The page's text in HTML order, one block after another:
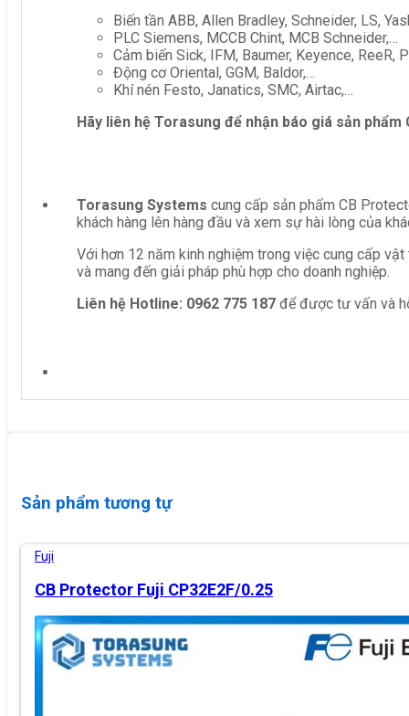
Biến tần ABB, Allen Bradley, Schneider, LS,
PLC Siemens, MCCB Chint, MCB Schneider,…
Cảm biến Sick, IFM, Baumer, Keyence, ReeR,
Động cơ Oriental, GGM, Baldor,…
Khí nén Festo, Janatics, SMC, Airtac,…
Hãy liên hệ Torasung để nhận báo giá sản phẩm
Torasung Systems cung cấp sản phẩm CB
khách hàng lên hàng đầu và xem sự hài lòng của
Với hơn 12 năm kinh nghiệm trong việc cung cấp
và mang đến giải pháp phù hợp cho doanh nghiệp.
Liên hệ Hotline: 0962 775 187 để được tư vấn và
Sản phẩm tương tự
Fuji
CB Protector Fuji CP32E2F/0.25